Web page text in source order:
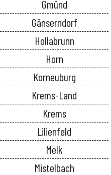
Gmünd
Gänserndorf
Hollabrunn
Horn
Korneuburg
Krems-Land
Krems
Lilienfeld
Melk
Mistelbach